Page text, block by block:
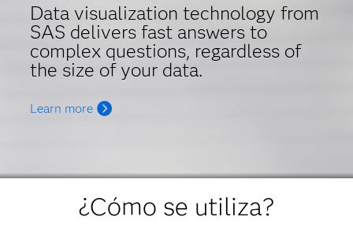
Data visualization technology from
SAS delivers fast answers to
complex questions, regardless of
the size of your data.
Learn more
¿Cómo se utiliza?